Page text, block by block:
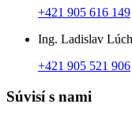
+421 905 616 149
Ing. Ladislav
+421 905 521 906
Súvisí s nami